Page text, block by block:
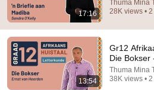
17:16
Thuma Mina
28K views •
13:54
Gr12
Die Bokser
Thuma Mina
38K views •